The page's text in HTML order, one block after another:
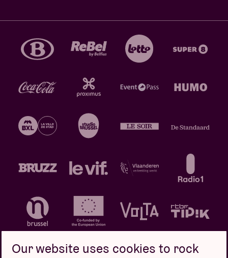
Our website uses cookies to rock